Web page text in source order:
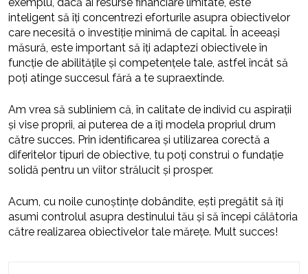
inteligent să îți concentrezi eforturile asupra obiectivelor
care necesită o investiție minimă de capital. În aceeași
măsură, este important să îți adaptezi obiectivele în
funcție de abilitățile și competențele tale, astfel încât să
poți atinge succesul fără a te supraextinde.
Am vrea să subliniem că, în calitate de individ cu aspirații
și vise proprii, ai puterea de a îți modela propriul drum
către succes. Prin identificarea și utilizarea corectă a
diferitelor tipuri de obiective, tu poți construi o fundație
solidă pentru un viitor strălucit și prosper.
Acum, cu noile cunoștințe dobândite, ești pregătit să îți
asumi controlul asupra destinului tău și să începi călătoria
către realizarea obiectivelor tale mărețe. Mult succes!